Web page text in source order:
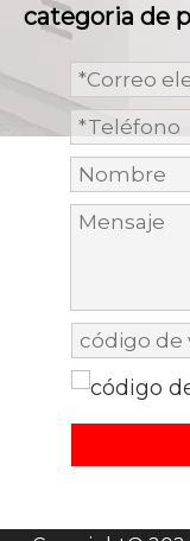
categoria de